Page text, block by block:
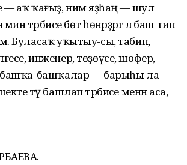
аҡ ҡағыҙ, нимә яҙһаң — шул
тәрбиәсе бөтә һөнәрҙәргә лә баш тип
Буласаҡ уҡытыу-сы, табип,
инженер, төҙөүсе, шофер,
башҡа-башҡалар — барыһы ла
тәү башлап тәрбиәсе менән аса,